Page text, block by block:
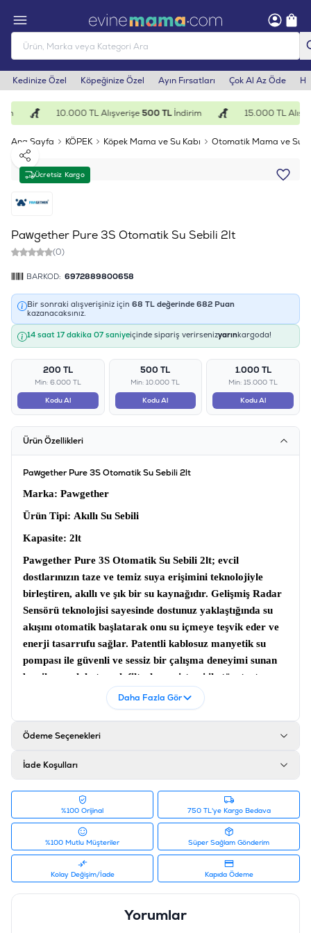
Kedinize Özel Köpeğinize Özel Ayın Fırsatları Çok Al Az Öde
10.000 TL Alışverişe500 TLİndirim 15.000 TL
Ana Sayfa KÖPEK Köpek Mama ve Su Kabı Otomatik Mama ve Su
Ücretsiz Kargo
Paylaş
Pawgether Pure 3S Otomatik Su Sebili 2lt
(0)
BARKOD: 6972889800658
Bir sonraki alışverişiniz için 68 TL değerinde 682 Puan
kazanacaksınız.
14 saat 17 dakika 06 saniyeiçinde sipariş verirsenizyarınkargoda!
200 TL
Min: 6.000 TL
Kodu Al
500 TL
Min: 10.000 TL
Kodu Al
1.000 TL
Min: 15.000 TL
Kodu Al
Ürün Özellikleri
Pawgether Pure 3S Otomatik Su Sebili 2lt
Marka: Pawgether
Ürün Tipi: Akıllı Su Sebili
Kapasite: 2lt
Pawgether Pure 3S Otomatik Su Sebili 2lt; evcil
dostlarınızın taze ve temiz suya erişimini teknolojiyle
birleştiren, akıllı ve şık bir su kaynağıdır. Gelişmiş Radar
Sensörü teknolojisi sayesinde dostunuz yaklaştığında su
akışını otomatik başlatarak onu su içmeye teşvik eder ve
enerji tasarrufu sağlar. Patentli kablosuz manyetik su
pompası ile güvenli ve sessiz bir çalışma deneyimi sunan
bu cihaz, çok katmanlı filtreleme sistemi ile tüy, tortu ve
kötü kokuları sudan tamamen arındırır. İki farklı su akış
modu (sürekli veya sensörlü) ve düşük su seviyesi
köpeğiniz için her an temiz ve sağlıklı suyun en güvenilir
adresidir.
Teknik Özellikler ve Donanım Kartı
Özellik Açıklama
Model Pure 3S (Radar Versiyon)
Su Kapasitesi
Daha Fazla Gör
Ödeme Seçenekleri
İade Koşulları
%100 Orijinal 750 TL'ye Kargo Bedava
%100 Mutlu Müşteriler Süper Sağlam Gönderim
Kolay Değişim/İade Kapıda Ödeme
Yorumlar